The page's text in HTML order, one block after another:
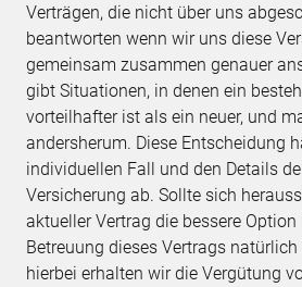
Verträgen, die nicht über uns
beantworten wenn wir uns diese
gemeinsam zusammen genauer
gibt Situationen, in denen ein
vorteilhafter ist als ein neuer, und
andersherum. Diese Entscheidung
individuellen Fall und den Details
Versicherung ab. Sollte sich
aktueller Vertrag die bessere
Betreuung dieses Vertrags
hierbei erhalten wir die Vergütung